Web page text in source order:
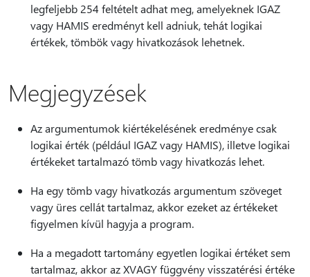
legfeljebb 254 feltételt adhat meg, amelyeknek IGAZ
vagy HAMIS eredményt kell adniuk, tehát logikai
értékek, tömbök vagy hivatkozások lehetnek.
Megjegyzések
Az argumentumok kiértékelésének eredménye csak
logikai érték (például IGAZ vagy HAMIS), illetve logikai
értékeket tartalmazó tömb vagy hivatkozás lehet.
Ha egy tömb vagy hivatkozás argumentum szöveget
vagy üres cellát tartalmaz, akkor ezeket az értékeket
figyelmen kívül hagyja a program.
Ha a megadott tartomány egyetlen logikai értéket sem
tartalmaz, akkor az XVAGY függvény visszatérési értéke